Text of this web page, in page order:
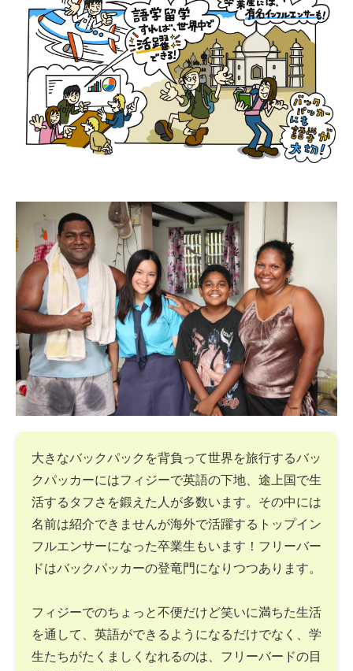
大きなバックパックを背負って世界を旅行するバッ
クパッカーにはフィジーで英語の下地、途上国で生
活するタフさを鍛えた人が多数います。その中には
名前は紹介できませんが海外で活躍するトップイン
フルエンサーになった卒業生もいます！フリーバー
ドはバックパッカーの登竜門になりつつあります。
フィジーでのちょっと不便だけど笑いに満ちた生活
を通して、英語ができるようになるだけでなく、学
生たちがたくましくなれるのは、フリーバードの目